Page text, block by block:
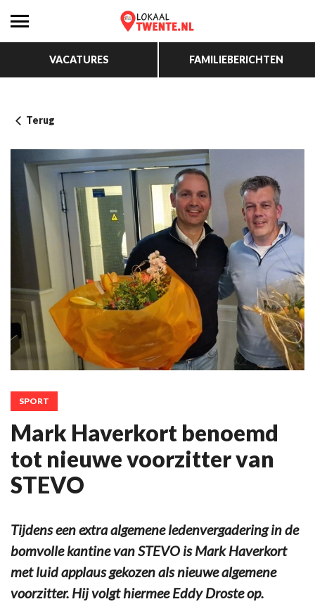
VACATURES FAMILIEBERICHTEN
Terug
SPORT
Mark Haverkort benoemd
tot nieuwe voorzitter van
STEVO
Tijdens een extra algemene ledenvergadering in de
bomvolle kantine van STEVO is Mark Haverkort
met luid applaus gekozen als nieuwe algemene
voorzitter. Hij volgt hiermee Eddy Droste op.